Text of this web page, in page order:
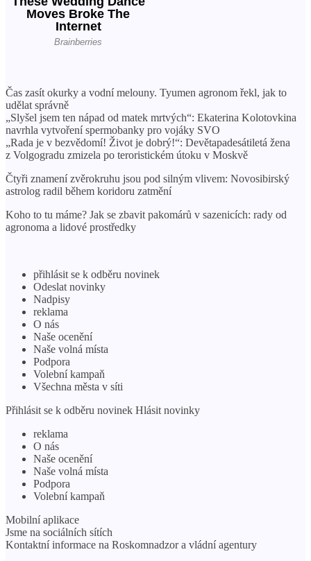
Čas zasít okurky a vodní melouny. Tyumen agronom řekl, jak to
udělat správně
„Slyšel jsem ten nápad od matek mrtvých“: Ekaterina Kolotovkina
navrhla vytvoření spermobanky pro vojáky SVO
„Rada je v bezvědomí! Život je dobrý!“: Devětapadesátiletá žena
z Volgogradu zmizela po teroristickém útoku v Moskvě
Čtyři znamení zvěrokruhu jsou pod silným vlivem: Novosibirský
astrolog radil během koridoru zatmění
Koho to tu máme? Jak se zbavit pakomárů v sazenicích: rady od
agronoma a lidové prostředky
přihlásit se k odběru novinek
Odeslat novinky
Nadpisy
reklama
O nás
Naše ocenění
Naše volná místa
Podpora
Volební kampaň
Všechna města v síti
Přihlásit se k odběru novinek Hlásit novinky
reklama
O nás
Naše ocenění
Naše volná místa
Podpora
Volební kampaň
Mobilní aplikace
Jsme na sociálních sítích
Kontaktní informace na Roskomnadzor a vládní agentury